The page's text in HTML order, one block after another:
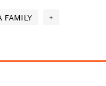
FAMILY +